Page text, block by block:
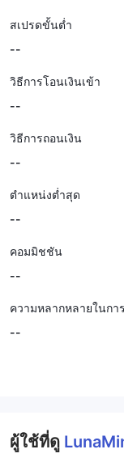
สเปรดขั้นต่ำ
--
วิธีการโอนเงินเข้า
--
วิธีการถอนเงิน
--
ตำแหน่งต่ำสุด
--
คอมมิชชัน
--
ความหลากหลายในกา
--
ผู้ใช้ที่ดู